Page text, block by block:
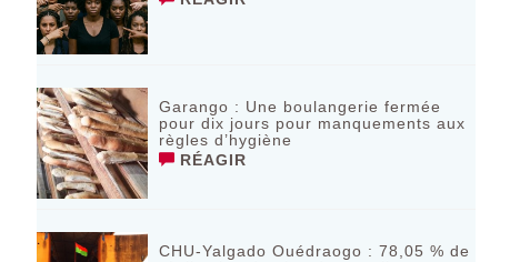
Garango : Une boulangerie fermée
pour dix jours pour manquements aux
règles d’hygiène
RÉAGIR
CHU-Yalgado Ouédraogo : 78,05 % de